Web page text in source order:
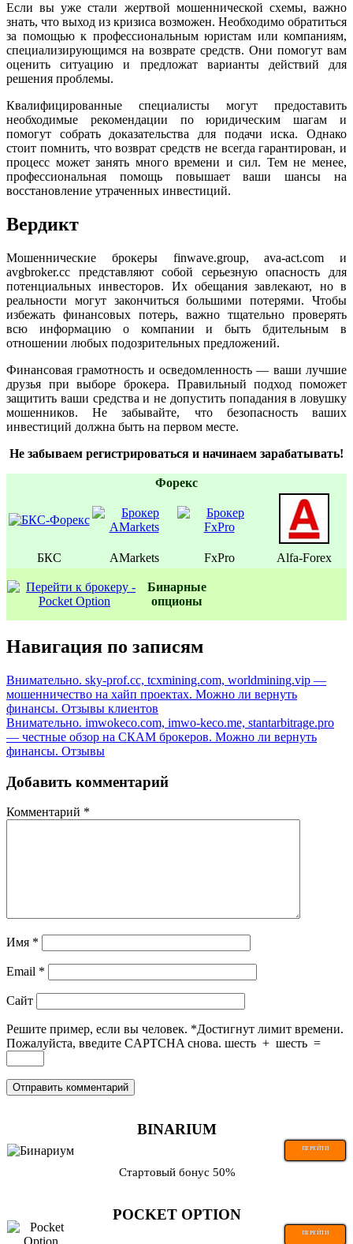
Если вы уже стали жертвой мошеннической схемы, важно
знать, что выход из кризиса возможен. Необходимо обратиться
за помощью к профессиональным юристам или компаниям,
специализирующимся на возврате средств. Они помогут вам
оценить ситуацию и предложат варианты действий для
решения проблемы.
Квалифицированные специалисты могут предоставить
необходимые рекомендации по юридическим шагам и
помогут собрать доказательства для подачи иска. Однако
стоит помнить, что возврат средств не всегда гарантирован, и
процесс может занять много времени и сил. Тем не менее,
профессиональная помощь повышает ваши шансы на
восстановление утраченных инвестиций.
Вердикт
Мошеннические брокеры finwave.group, ava-act.com и
avgbroker.cc представляют собой серьезную опасность для
потенциальных инвесторов. Их обещания завлекают, но в
реальности могут закончиться большими потерями. Чтобы
избежать финансовых потерь, важно тщательно проверять
всю информацию о компании и быть бдительным в
отношении любых подозрительных предложений.
Финансовая грамотность и осведомленность — ваши лучшие
друзья при выборе брокера. Правильный подход поможет
защитить ваши средства и не допустить попадания в ловушку
мошенников. Не забывайте, что безопасность ваших
инвестиций должна быть на первом месте.
Не забываем регистрироваться и начинаем зарабатывать!
Форекс
БКС AMarkets FxPro Alfa-Forex
Бинаpные
oпционы
Навигация по записям
Внимательно. sky-prof.cc, tcxmining.com, worldmining.vip —
мошенничество на хайп проектах. Можно ли вернуть
финансы. Отзывы клиентов
Внимательно. imwokeco.com, imwo-keco.me, stantarbitrage.pro
— честные обзор на СКАМ брокеров. Можно ли вернуть
финансы. Отзывы
Добавить комментарий
Комментарий *
Имя *
Email *
Сайт
Решите пример, если вы человек. *Достигнут лимит времени.
Пожалуйста, введите CAPTCHA снова. шесть + шесть =
BINARIUM
ПЕРЕЙТИ
Стартовый бонус 50%
POCKET OPTION
ПЕРЕЙТИ